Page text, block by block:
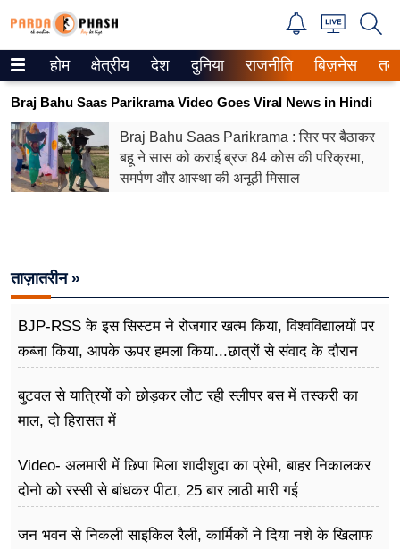
Trending on Google News
ePaper
वेब स्टोरीज
वीडियो
रिलेशनशिप
जीवन मंत्रा
फूड
ब्‍यूटी
जॉब्स
होम क्षेत्रीय देश दुनिया राजनीति बिज़नेस
Braj Bahu Saas Parikrama Video Goes Viral News in Hindi
Braj Bahu Saas Parikrama : सिर पर बैठाकर
बहू ने सास को कराई ब्रज 84 कोस की परिक्रमा,
समर्पण और आस्था की अनूठी मिसाल
ताज़ातरीन »
BJP-RSS के इस सिस्टम ने रोजगार खत्म किया, विश्वविद्यालयों पर
कब्जा किया, आपके ऊपर हमला किया...छात्रों से संवाद के दौरान
बुटवल से यात्रियों को छोड़कर लौट रही स्लीपर बस में तस्करी का
माल, दो हिरासत में
Video- अलमारी में छिपा मिला शादीशुदा का प्रेमी, बाहर निकालकर
दोनो को रस्सी से बांधकर पीटा, 25 बार लाठी मारी गई
जन भवन से निकली साइकिल रैली, कार्मिकों ने दिया नशे के खिलाफ